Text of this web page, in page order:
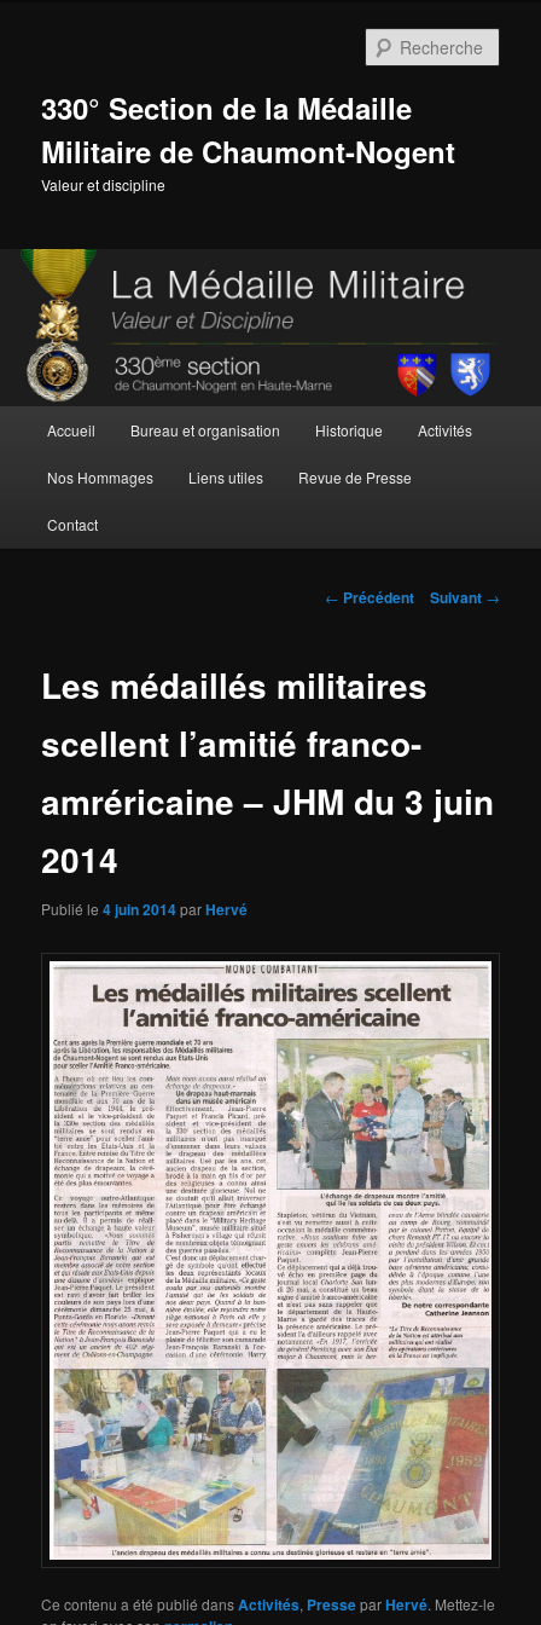
330° Section de la Médaille
Militaire de Chaumont-Nogent
Valeur et discipline
principal
Accueil Bureau et organisation Historique Activités
Nos Hommages Liens utiles Revue de Presse
Contact
Navigation
← Précédent Suivant →
Les médaillés militaires
scellent l’amitié franco-
amréricaine – JHM du 3 juin
2014
Publié le4 juin 2014parHervé
Ce contenu a été publié dansActivités, PresseparHervé. Mettez-le